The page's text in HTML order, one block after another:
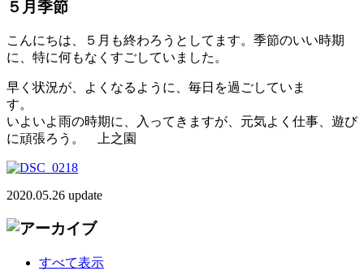
５月季節
こんにちは、５月も終わろうとしてます。季節のいい時期
に、特に何もなくすごしていました。
早く状況が、よくなるように、毎日を過ごしていま
す
いよいよ雨の時期に、入ってきますが、元気よく仕事、遊び
に頑張ろう。 上之園
2020.05.26 update
すべて表示